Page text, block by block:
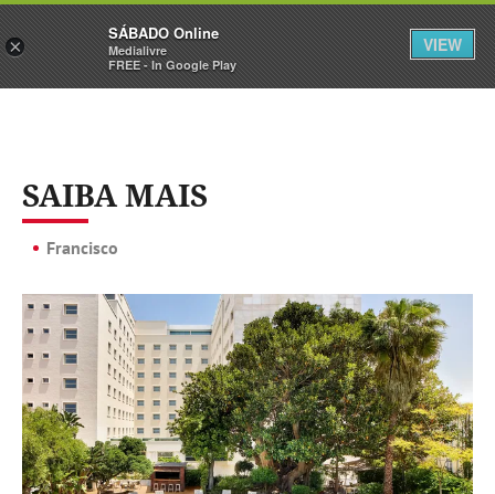
Sábado Assine Iniciar Sessão
SAIBA MAIS
Francisco
×
SÁBADO Online
Medialivre
FREE - In Google Play
VIEW